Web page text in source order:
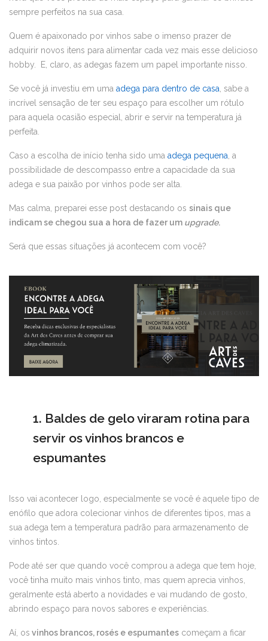
sempre perfeitos na sua casa.
Quem é apaixonado por vinhos sabe o imenso prazer de
adquirir novos itens para alimentar cada vez mais esse delicioso
hobby. E, claro, as adegas fazem um papel importante nisso.
Se você já investiu em uma adega para dentro de casa , sabe a
incrível sensação de ter seu espaço para escolher um rótulo
para aquela ocasião especial, abrir e servir na temperatura já
perfeita.
Caso a escolha de início tenha sido uma adega pequena , a
possibilidade de descompasso entre a capacidade da sua
adega e sua paixão por vinhos pode ser alta.
Mas calma, preparei esse post destacando os sinais que
indicam se chegou sua a hora de fazer um upgrade.
Será que essas situações já acontecem com você?
1. Baldes de gelo viraram rotina para
servir os vinhos brancos e
espumantes
Isso vai acontecer logo, especialmente se você é aquele tipo de
enófilo que adora colecionar vinhos de diferentes tipos, mas a
sua adega tem a temperatura padrão para armazenamento de
vinhos tintos.
Pode até ser que quando você comprou a adega que tem hoje,
você tinha muito mais vinhos tinto, mas quem aprecia vinhos,
geralmente está aberto a novidades e vai mudando de gosto,
abrindo espaço para novos sabores e experiências.
Aí, os vinhos brancos, rosés e espumantes começam a ficar